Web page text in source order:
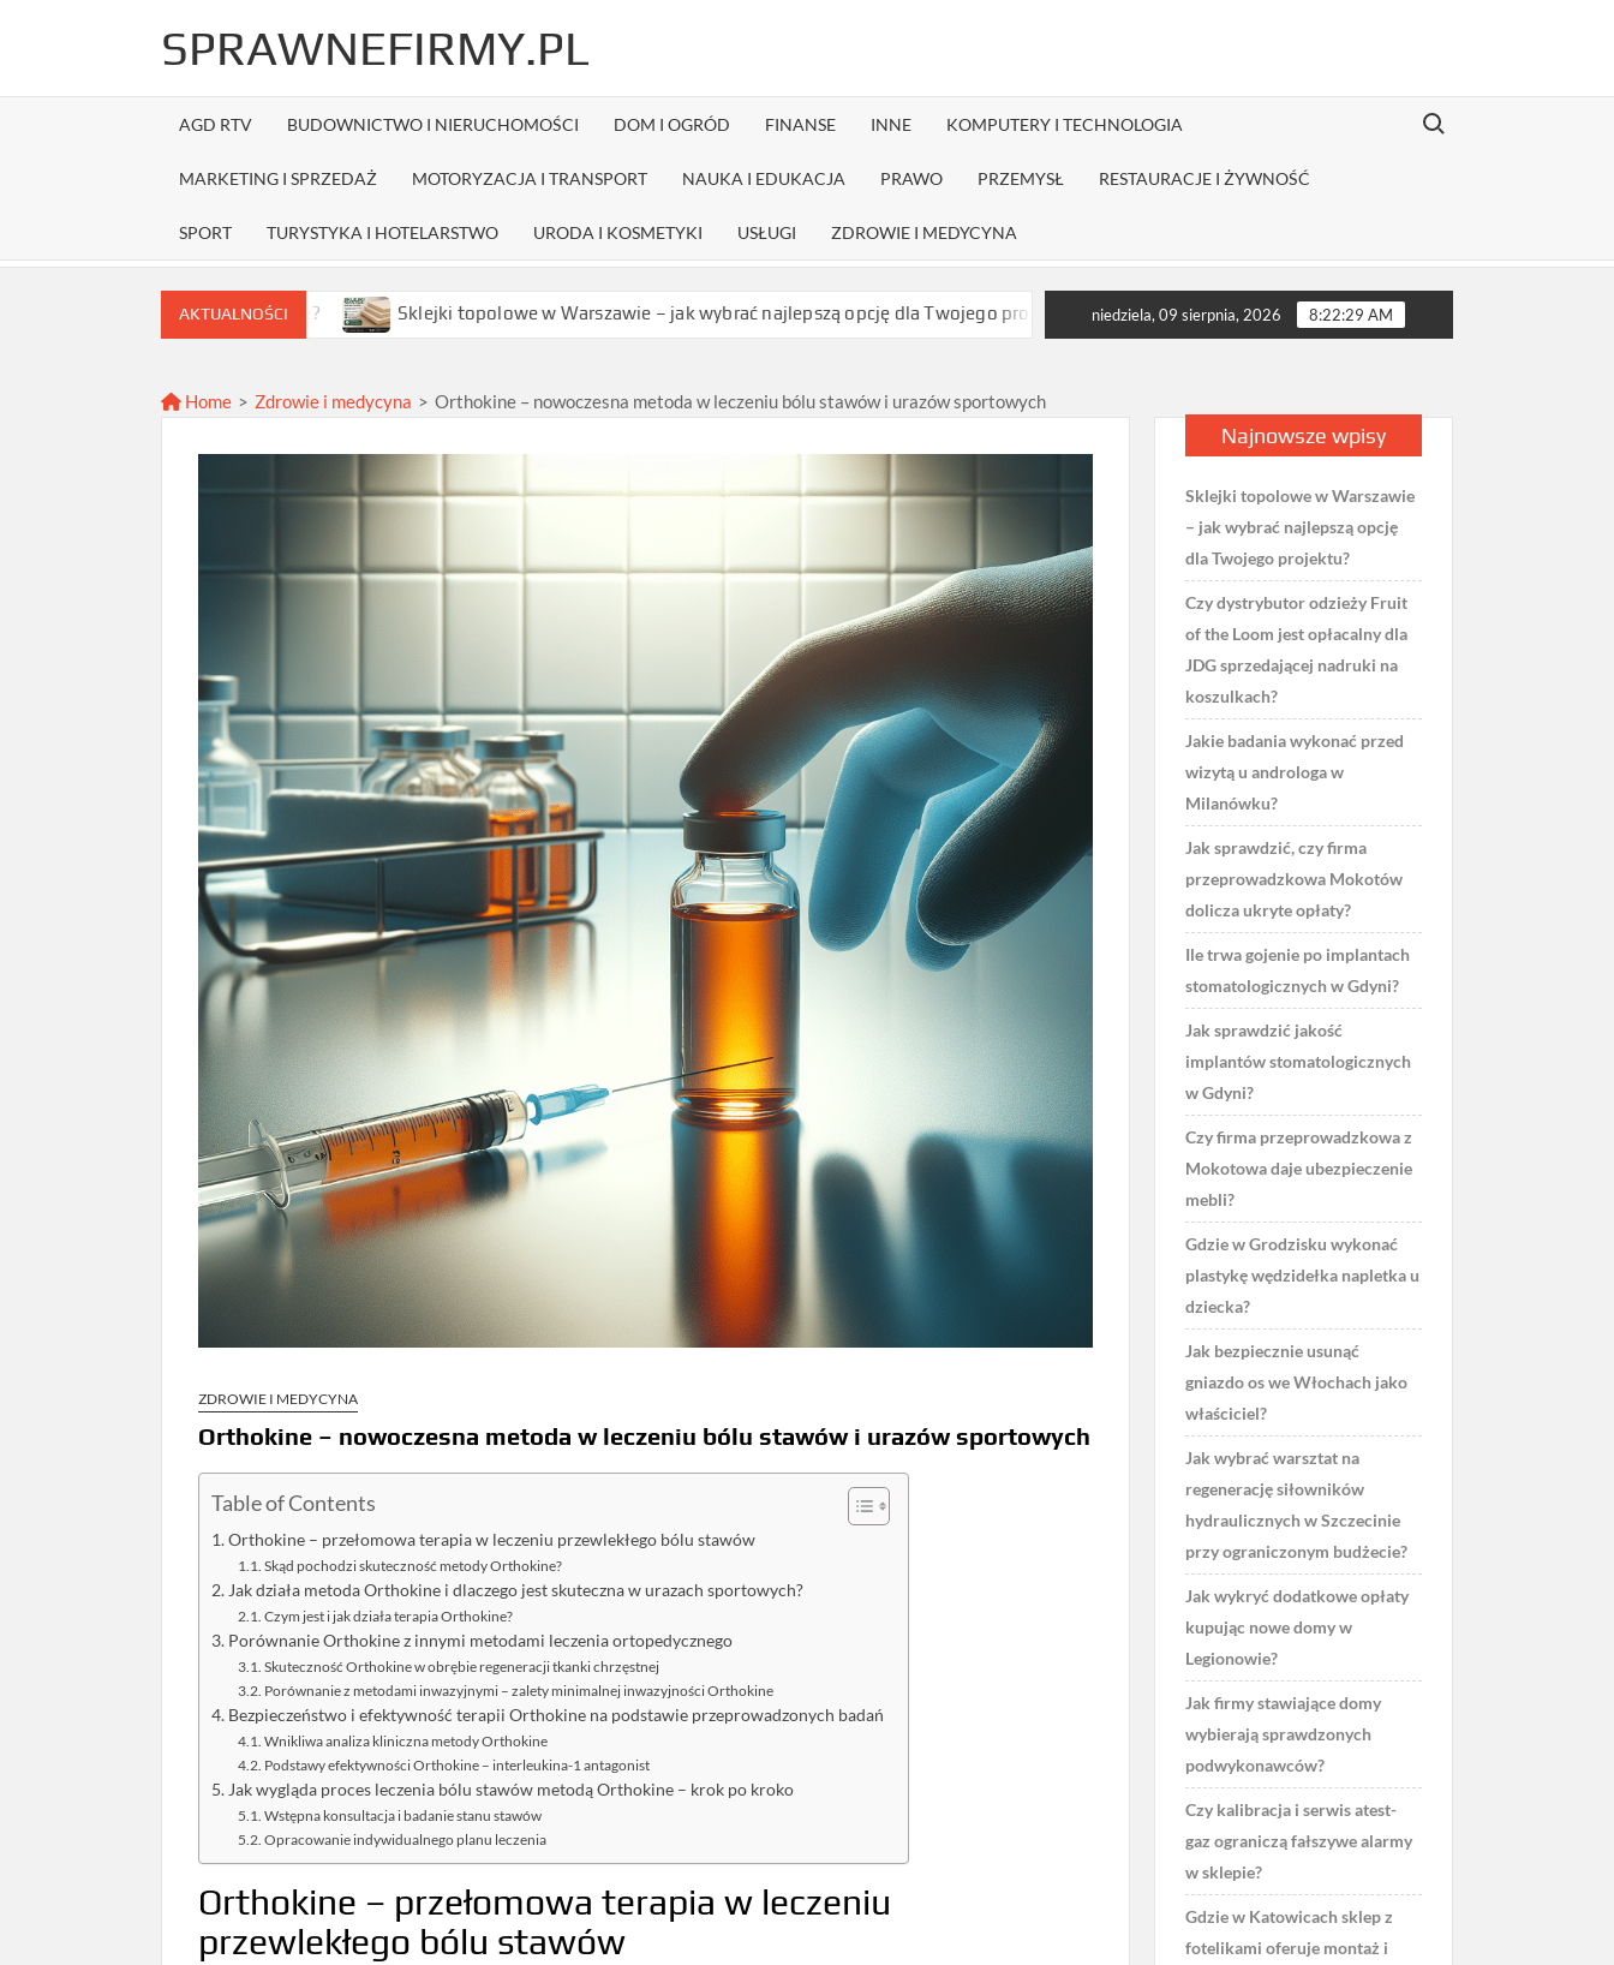
SPRAWNEFIRMY.PL
AGD RTV BUDOWNICTWO I NIERUCHOMOŚCI DOM I OGRÓD FINANSE INNE KOMPUTERY I TECHNOLOGIA
MARKETING I SPRZEDAŻ MOTORYZACJA I TRANSPORT NAUKA I EDUKACJA PRAWO PRZEMYSŁ RESTAURACJE I ŻYWNOŚĆ
SPORT TURYSTYKA I HOTELARSTWO URODA I KOSMETYKI USŁUGI ZDROWIE I MEDYCYNA
Search for:
AKTUALNOŚCISklejki topolowe w Warszawie – jak wybrać najlepszą opcję dla Twojego projektu? Czy dystrybutor odzieży Fruit of the Loom jest opłacalny dla JDG sprzedającej
niedziela, 09 sierpnia, 2026 8:22:30 AM
Home > Zdrowie i medycyna > Orthokine – nowoczesna metoda w leczeniu bólu stawów i urazów sportowych
ZDROWIE I MEDYCYNA
Orthokine – nowoczesna metoda w leczeniu bólu stawów i urazów sportowych
Table of Contents
Orthokine – przełomowa terapia w leczeniu przewlekłego bólu stawów
Skąd pochodzi skuteczność metody Orthokine?
Jak działa metoda Orthokine i dlaczego jest skuteczna w urazach sportowych?
Czym jest i jak działa terapia Orthokine?
Porównanie Orthokine z innymi metodami leczenia ortopedycznego
Skuteczność Orthokine w obrębie regeneracji tkanki chrzęstnej
Porównanie z metodami inwazyjnymi – zalety minimalnej inwazyjności Orthokine
Bezpieczeństwo i efektywność terapii Orthokine na podstawie przeprowadzonych badań
Wnikliwa analiza kliniczna metody Orthokine
Podstawy efektywności Orthokine – interleukina-1 antagonist
Jak wygląda proces leczenia bólu stawów metodą Orthokine – krok po kroko
Wstępna konsultacja i badanie stanu stawów
Opracowanie indywidualnego planu leczenia
Orthokine – przełomowa terapia w leczeniu
przewlekłego bólu stawów
Najnowsze wpisy
Sklejki topolowe w Warszawie
– jak wybrać najlepszą opcję
dla Twojego projektu?
Czy dystrybutor odzieży Fruit
of the Loom jest opłacalny dla
JDG sprzedającej nadruki na
koszulkach?
Jakie badania wykonać przed
wizytą u androloga w
Milanówku?
Jak sprawdzić, czy firma
przeprowadzkowa Mokotów
dolicza ukryte opłaty?
Ile trwa gojenie po implantach
stomatologicznych w Gdyni?
Jak sprawdzić jakość
implantów stomatologicznych
w Gdyni?
Czy firma przeprowadzkowa z
Mokotowa daje ubezpieczenie
mebli?
Gdzie w Grodzisku wykonać
plastykę wędzidełka napletka u
dziecka?
Jak bezpiecznie usunąć
gniazdo os we Włochach jako
właściciel?
Jak wybrać warsztat na
regenerację siłowników
hydraulicznych w Szczecinie
przy ograniczonym budżecie?
Jak wykryć dodatkowe opłaty
kupując nowe domy w
Legionowie?
Jak firmy stawiające domy
wybierają sprawdzonych
podwykonawców?
Czy kalibracja i serwis atest-
gaz ograniczą fałszywe alarmy
w sklepie?
Gdzie w Katowicach sklep z
fotelikami oferuje montaż i